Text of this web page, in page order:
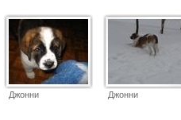
Джонни Джонни